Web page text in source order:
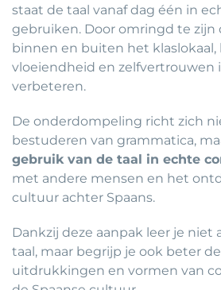
staat de taal vanaf dag één in
gebruiken. Door omringd te zijn
binnen en buiten het klaslokaal,
vloeiendheid en zelfvertrouwen
verbeteren.
De onderdompeling richt zich
bestuderen van grammatica,
gebruik van de taal in echte
met andere mensen en het
cultuur achter Spaans.
Dankzij deze aanpak leer je niet
taal, maar begrijp je ook beter
uitdrukkingen en vormen van